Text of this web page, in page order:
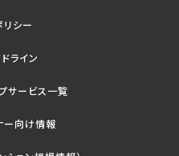
リシー
ライン
サービス一覧
ー向け情報